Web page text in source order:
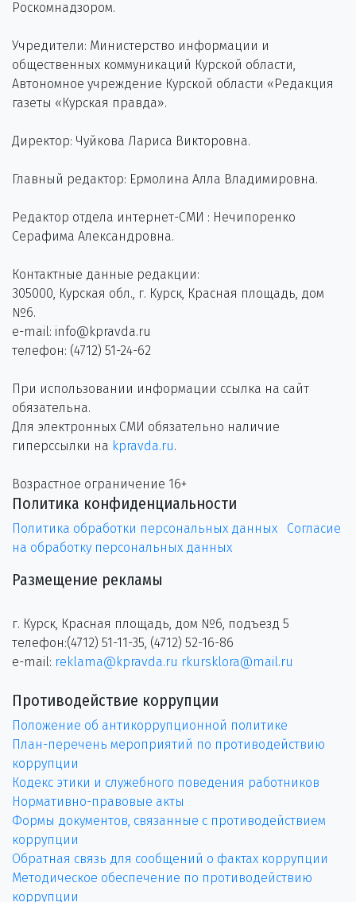
Роскомнадзором.
Учредители: Министерство информации и
общественных коммуникаций Курской области,
Автономное учреждение Курской области «Редакция
газеты «Курская правда».
Директор: Чуйкова Лариса Викторовна.
Главный редактор: Ермолина Алла Владимировна.
Редактор отдела интернет-СМИ : Нечипоренко
Серафима Александровна.
Контактные данные редакции:
305000, Курская обл., г. Курск, Красная площадь, дом
№6.
e-mail: info@kpravda.ru
телефон: (4712) 51-24-62
При использовании информации ссылка на сайт
обязательна.
Для электронных СМИ обязательно наличие
гиперссылки на kpravda.ru.
Возрастное ограничение 16+
Политика конфиденциальности
Политика обработки персональных данных
Согласие
на обработку персональных данных
Размещение рекламы
г. Курск, Красная площадь, дом №6, подъезд 5
телефон:(4712) 51-11-35, (4712) 52-16-86
e-mail: reklama@kpravda.ru rkursklora@mail.ru
Противодействие коррупции
Положение об антикоррупционной политике
План-перечень мероприятий по противодействию
коррупции
Кодекс этики и служебного поведения работников
Нормативно-правовые акты
Формы документов, связанные с противодействием
коррупции
Обратная связь для сообщений о фактах коррупции
Методическое обеспечение по противодействию
коррупции